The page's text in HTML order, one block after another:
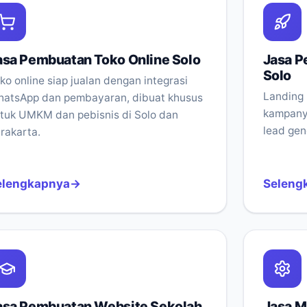
Pembuatan Toko Online Solo
online siap jualan dengan integrasi
dan pembayaran, dibuat khusus
UMKM dan pebisnis di Solo dan
Jasa
Solo
Landing
lead